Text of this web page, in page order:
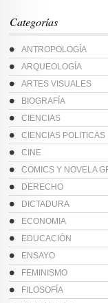
Categorías
ANTROPOLOGÍA
ARQUEOLOGÍA
ARTES VISUALES
BIOGRAFÍA
CIENCIAS
CIENCIAS POLITICAS
CINE
COMICS Y NOVELA
DERECHO
DICTADURA
ECONOMIA
EDUCACIÓN
ENSAYO
FEMINISMO
FILOSOFÍA